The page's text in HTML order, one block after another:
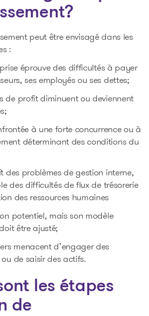
peut être envisagé dans les
:
éprouve des difficultés à payer
ses employés ou ses dettes;
de profit diminuent ou deviennent
à une forte concurrence ou à
déterminant des conditions du
des problèmes de gestion interne,
des difficultés de flux de trésorerie
des ressources humaines
potentiel, mais son modèle
être ajusté;
menacent d’engager des
de saisir des actifs.
les étapes
de